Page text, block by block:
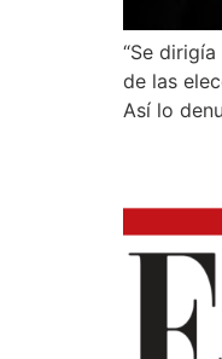
“Se
de las
Así lo